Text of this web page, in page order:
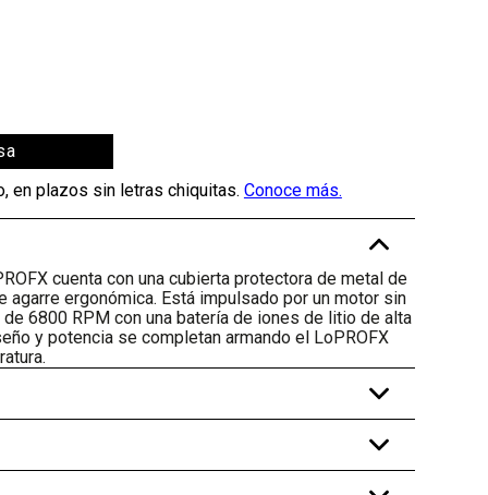
-
cuenta con una cubierta protectora de metal de
agarre ergonómica. Está impulsado por un motor sin
6800 RPM con una batería de iones de litio de alta
y potencia se completan armando el LoPROFX
+
+